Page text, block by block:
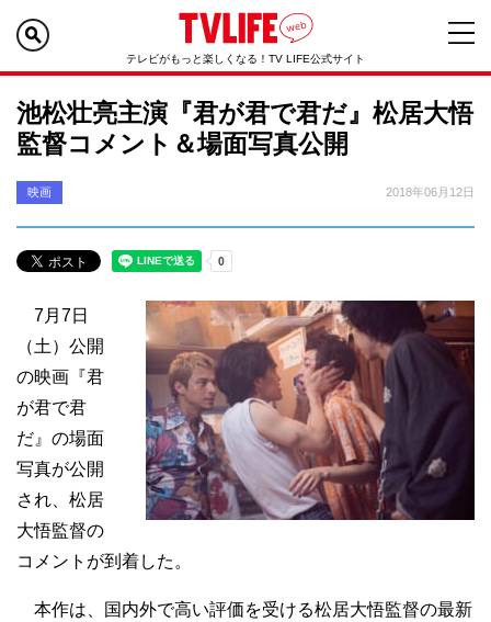
テレビがもっと楽しくなる！TV LIFE公式サイト
池松壮亮主演『君が君で君だ』松居大悟
監督コメント＆場面写真公開
映画 2018年06月12日
7月7日
（土）公開
の映画『君
が君で君
だ』の場面
写真が公開
され、松居
大悟監督の
コメントが到着した。
本作は、国内外で高い評価を受ける松居大悟監督の最新